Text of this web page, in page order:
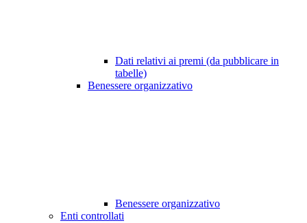
Dati relativi ai premi (da pubblicare in
tabelle)
Benessere organizzativo
Benessere organizzativo
Enti controllati